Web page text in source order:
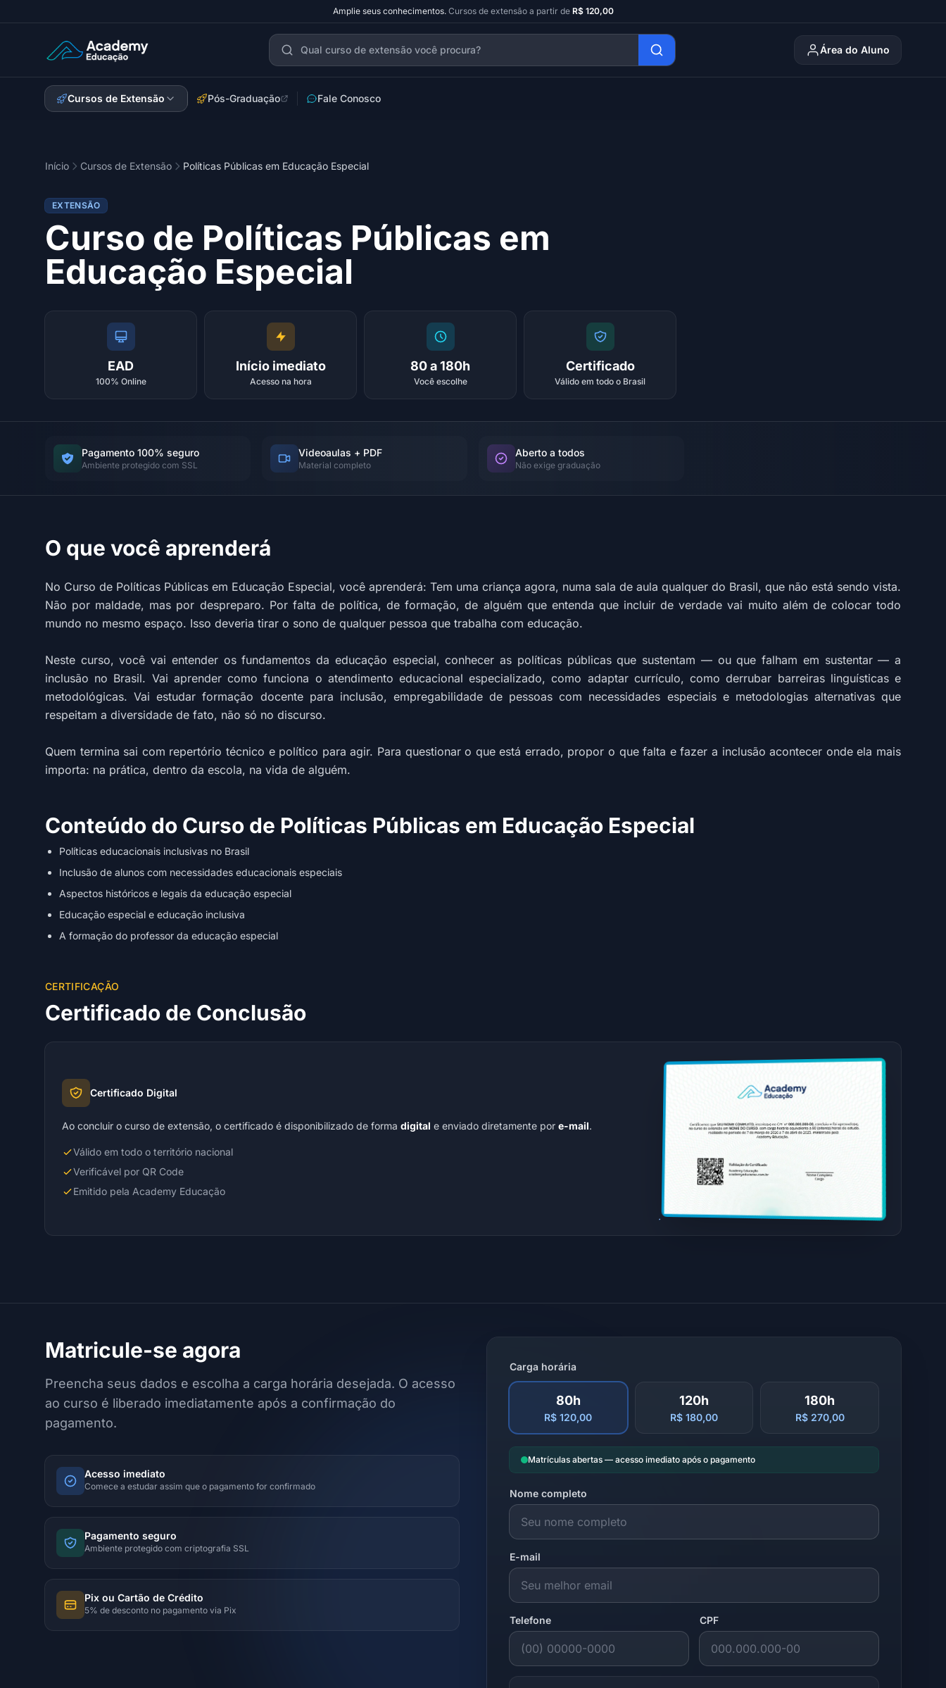
Amplie seus conhecimentos. Cursos de extensão a partir de R$ 120,00
Academy Extensão
Área do Aluno
Cursos de Extensão Pós-Graduação Fale Conosco
Início Cursos de Extensão Políticas Públicas em Educação Especial
EXTENSÃO
Curso de Políticas Públicas em
Educação Especial
EAD
100% Online
Início imediato
Acesso na hora
80 a 180h
Você escolhe
Certificado
Válido em todo o Brasil
Pagamento 100% seguro
Ambiente protegido com SSL
Videoaulas + PDF
Material completo
Aberto a todos
Não exige graduação
O que você aprenderá
No Curso de Políticas Públicas em Educação Especial, você aprenderá: Tem uma criança agora, numa sala de aula qualquer do Brasil, que não está sendo vista.
Não por maldade, mas por despreparo. Por falta de política, de formação, de alguém que entenda que incluir de verdade vai muito além de colocar todo
mundo no mesmo espaço. Isso deveria tirar o sono de qualquer pessoa que trabalha com educação.
Neste curso, você vai entender os fundamentos da educação especial, conhecer as políticas públicas que sustentam — ou que falham em sustentar — a
inclusão no Brasil. Vai aprender como funciona o atendimento educacional especializado, como adaptar currículo, como derrubar barreiras linguísticas e
metodológicas. Vai estudar formação docente para inclusão, empregabilidade de pessoas com necessidades especiais e metodologias alternativas que
respeitam a diversidade de fato, não só no discurso.
Quem termina sai com repertório técnico e político para agir. Para questionar o que está errado, propor o que falta e fazer a inclusão acontecer onde ela mais
importa: na prática, dentro da escola, na vida de alguém.
Conteúdo do Curso de Políticas Públicas em Educação Especial
Políticas educacionais inclusivas no Brasil
Inclusão de alunos com necessidades educacionais especiais
Aspectos históricos e legais da educação especial
Educação especial e educação inclusiva
A formação do professor da educação especial
CERTIFICAÇÃO
Certificado de Conclusão
Certificado Digital
Ao concluir o curso de extensão, o certificado é disponibilizado de forma digital e enviado diretamente por e-mail.
Válido em todo o território nacional
Verificável por QR Code
Emitido pela Academy Educação
Matricule-se agora
Preencha seus dados e escolha a carga horária desejada. O acesso
ao curso é liberado imediatamente após a confirmação do
pagamento.
Acesso imediato
Comece a estudar assim que o pagamento for confirmado
Pagamento seguro
Ambiente protegido com criptografia SSL
Pix ou Cartão de Crédito
5% de desconto no pagamento via Pix
Carga horária
80h
R$ 120,00
120h
R$ 180,00
180h
R$ 270,00
Matrículas abertas — acesso imediato após o pagamento
Nome completo
E-mail
Telefone CPF